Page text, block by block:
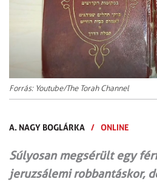
Forrás: Youtube/The Torah Channel
A. NAGY BOGLÁRKA / ONLINE
Súlyosan megsérült egy
jeruzsálemi robbantáskor,